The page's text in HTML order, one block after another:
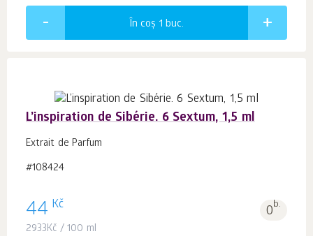
În coș 1 buc.
L’inspiration de Sibérie. 6 Sextum, 1,5 ml
Extrait de Parfum
#108424
44 Kč 0b.
2933Kč / 100 ml